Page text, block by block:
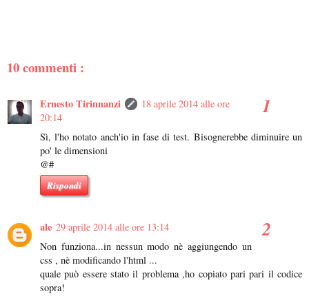
10 commenti :
Ernesto Tirinnanzi
18 aprile 2014 alle ore
20:14
Sì, l'ho notato anch'io in fase di test. Bisognerebbe diminuire un
po' le dimensioni
@#
Rispondi
ale 29 aprile 2014 alle ore 13:14
Non funziona...in nessun modo nè aggiungendo un
css , nè modificando l'html ...
quale può essere stato il problema ,ho copiato pari pari il codice
sopra!